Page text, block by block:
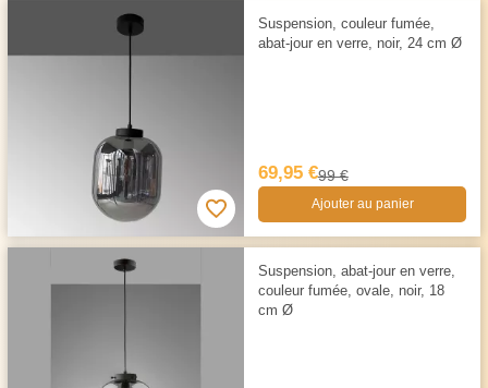
Suspension, couleur fumée,
abat-jour en verre, noir, 24 cm Ø
69,95 €99 €
Ajouter au panier
Suspension, abat-jour en verre,
couleur fumée, ovale, noir, 18
cm Ø